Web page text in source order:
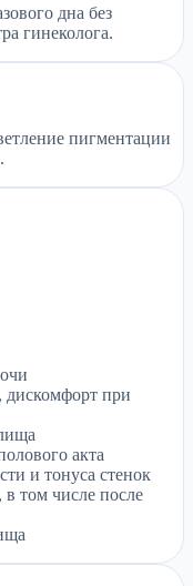
дна без
гинеколога.
пигментации
дискомфорт при
акта
и тонуса стенок
том числе после